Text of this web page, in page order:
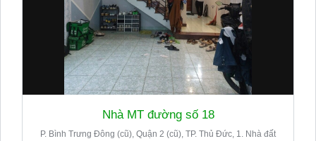
Nhà MT đường số 18
P. Bình Trưng Đông (cũ), Quận 2 (cũ), TP. Thủ Đức, 1. Nhà đất